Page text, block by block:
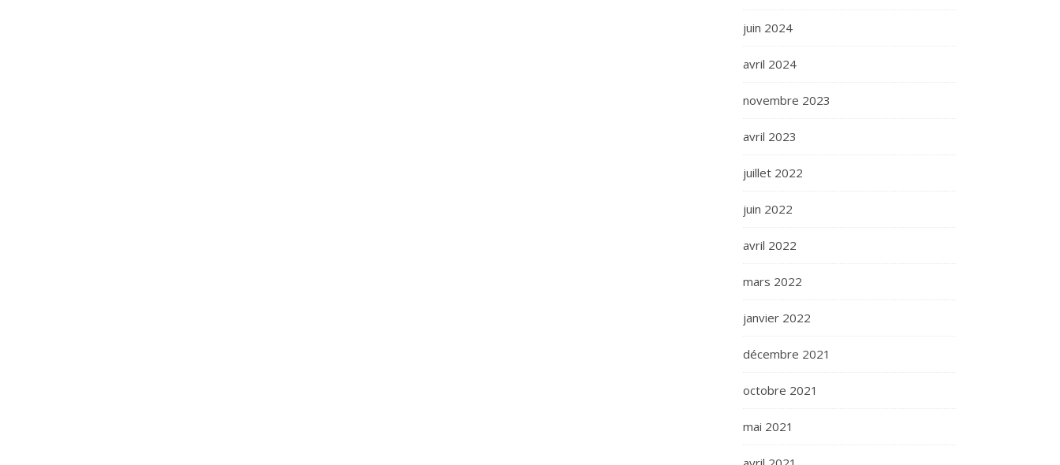
juin 2024
avril 2024
novembre 2023
avril 2023
juillet 2022
juin 2022
avril 2022
mars 2022
janvier 2022
décembre 2021
octobre 2021
mai 2021